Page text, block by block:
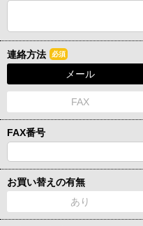
連絡方法 必須
メール
FAX
FAX番号
お買い替えの有無
あり